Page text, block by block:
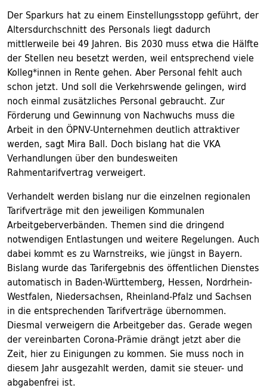
Der Sparkurs hat zu einem Einstellungsstopp geführt, der
Altersdurchschnitt des Personals liegt dadurch
mittlerweile bei 49 Jahren. Bis 2030 muss etwa die Hälfte
der Stellen neu besetzt werden, weil entsprechend viele
Kolleg*innen in Rente gehen. Aber Personal fehlt auch
schon jetzt. Und soll die Verkehrswende gelingen, wird
noch einmal zusätzliches Personal gebraucht. Zur
Förderung und Gewinnung von Nachwuchs muss die
Arbeit in den ÖPNV-Unternehmen deutlich attraktiver
werden, sagt Mira Ball. Doch bislang hat die VKA
Verhandlungen über den bundesweiten
Rahmentarifvertrag verweigert.
Verhandelt werden bislang nur die einzelnen regionalen
Tarifverträge mit den jeweiligen Kommunalen
Arbeitgeberverbänden. Themen sind die dringend
notwendigen Entlastungen und weitere Regelungen. Auch
dabei kommt es zu Warnstreiks, wie jüngst in Bayern.
Bislang wurde das Tarifergebnis des öffentlichen Dienstes
automatisch in Baden-Württemberg, Hessen, Nordrhein-
Westfalen, Niedersachsen, Rheinland-Pfalz und Sachsen
in die entsprechenden Tarifverträge übernommen.
Diesmal verweigern die Arbeitgeber das. Gerade wegen
der vereinbarten Corona-Prämie drängt jetzt aber die
Zeit, hier zu Einigungen zu kommen. Sie muss noch in
diesem Jahr ausgezahlt werden, damit sie steuer- und
abgabenfrei ist.